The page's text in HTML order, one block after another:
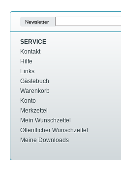
Newsletter
SERVICE
Kontakt
Hilfe
Links
Gästebuch
Warenkorb
Konto
Merkzettel
Mein Wunschzettel
Öffentlicher Wunschzettel
Meine Downloads